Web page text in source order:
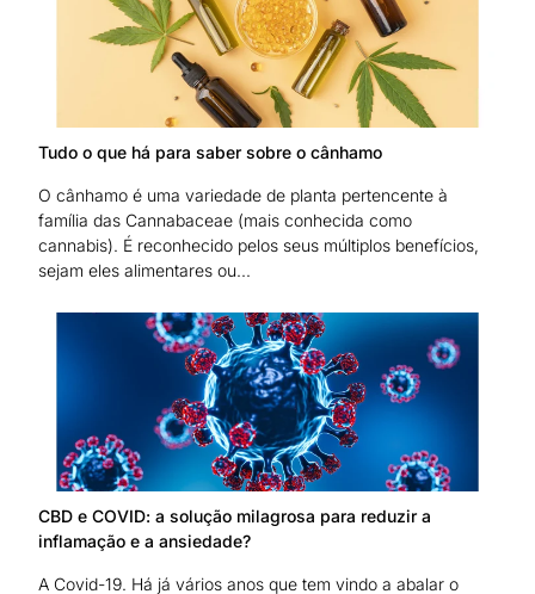
Tudo o que há para saber sobre o cânhamo
O cânhamo é uma variedade de planta pertencente à
família das Cannabaceae (mais conhecida como
cannabis). É reconhecido pelos seus múltiplos benefícios,
sejam eles alimentares ou...
CBD e COVID: a solução milagrosa para reduzir a
inflamação e a ansiedade?
A Covid-19. Há já vários anos que tem vindo a abalar o